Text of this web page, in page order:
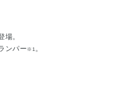
場。
ンパー※1 。